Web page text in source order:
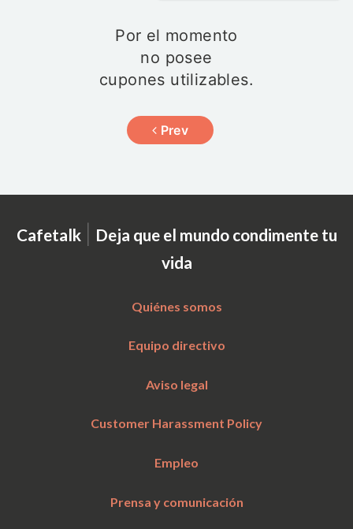
Por el momento
no posee
cupones utilizables.
Prev
Cafetalk | Deja que el mundo condimente tu
vida
Quiénes somos
Equipo directivo
Aviso legal
Customer Harassment Policy
Empleo
Prensa y comunicación